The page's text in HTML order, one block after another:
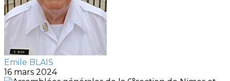
Emile BLAIS
16 mars 2024